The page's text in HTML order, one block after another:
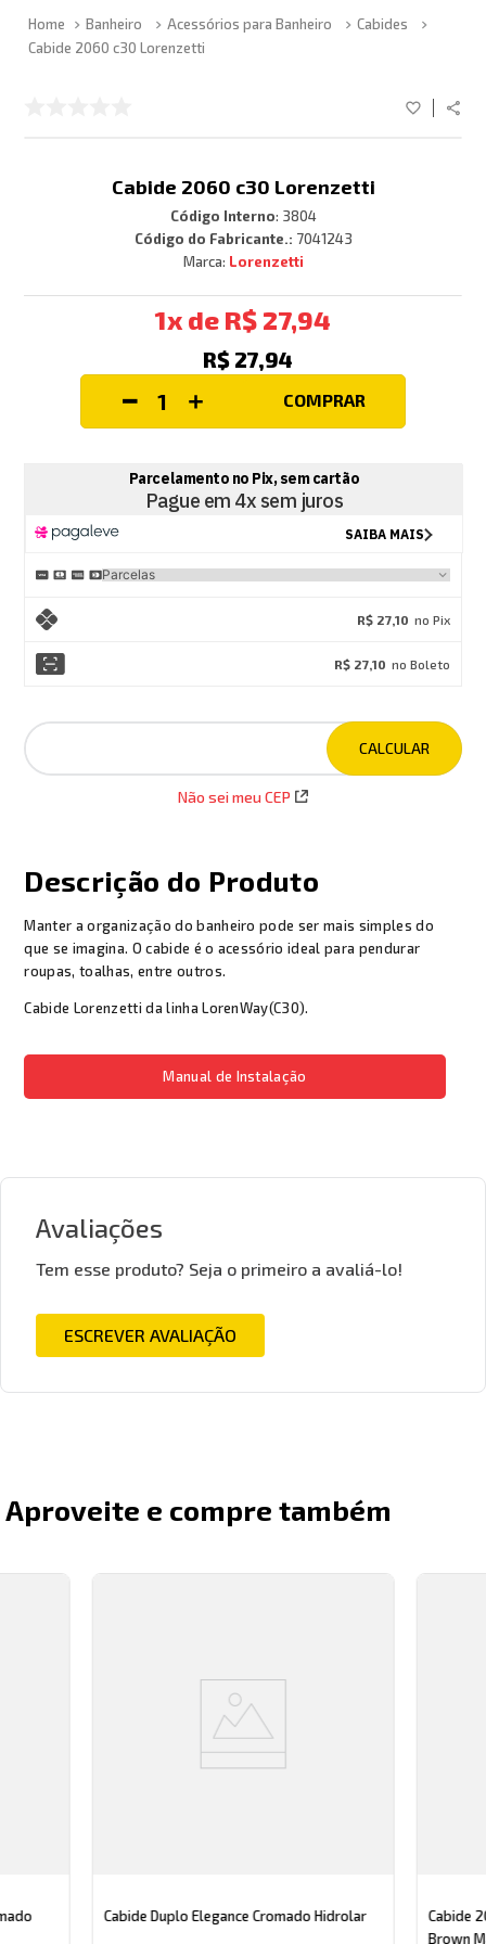
Banheiro Acessórios para Banheiro
Cabides
Cabide 2060 c30 Lorenzetti
Cabide 2060 c30 Lorenzetti
Código Interno: 3804
Código do Fabricante.: 7041243
Lorenzetti
1 R$ 27,94
R$ 27,94
COMPRAR
R$ 27,10 no Pix
R$ 27,10 no Boleto
Não sei meu CEP
Descrição do Produto
Manter a organização do banheiro pode ser mais simples do
que se imagina. O cabide é o acessório ideal para pendurar
roupas, toalhas, entre outros.
Cabide Lorenzetti da linha LorenWay(C30).
Manual de Instalação
Avaliações
Tem esse produto? Seja o primeiro a avaliá-lo!
ESCREVER AVALIAÇÃO
Aproveite e compre também
Cabide Duplo Elegance Cromado Hidrolar
Cabide
Brown